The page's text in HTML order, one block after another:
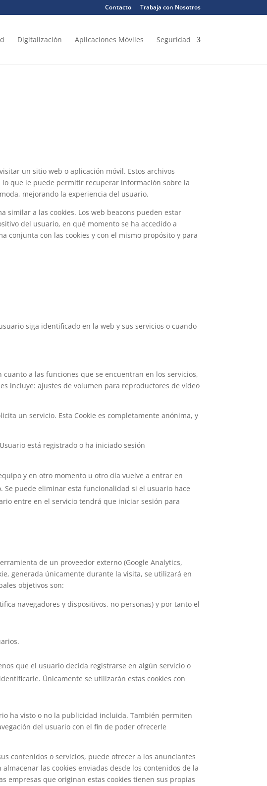
Contacto Trabaja con Nosotros
Digitalización Aplicaciones Móviles Seguridad
un sitio web o aplicación móvil. Estos archivos
que le puede permitir recuperar información sobre la
mejorando la experiencia del usuario.
similar a las cookies. Los web beacons pueden estar
del usuario, en qué momento se ha accedido a
conjunta con las cookies y con el mismo propósito y para
siga identificado en la web y sus servicios o cuando
a las funciones que se encuentran en los servicios,
incluye: ajustes de volumen para reproductores de vídeo
un servicio. Esta Cookie es completamente anónima, y
está registrado o ha iniciado sesión
y en otro momento u otro día vuelve a entrar en
puede eliminar esta funcionalidad si el usuario hace
entre en el servicio tendrá que iniciar sesión para
de un proveedor externo (Google Analytics,
generada únicamente durante la visita, se utilizará en
objetivos son:
navegadores y dispositivos, no personas) y por tanto el
que el usuario decida registrarse en algún servicio o
Únicamente se utilizarán estas cookies con
ha visto o no la publicidad incluida. También permiten
del usuario con el fin de poder ofrecerle
contenidos o servicios, puede ofrecer a los anunciantes
las cookies enviadas desde los contenidos de la
empresas que originan estas cookies tienen sus propias